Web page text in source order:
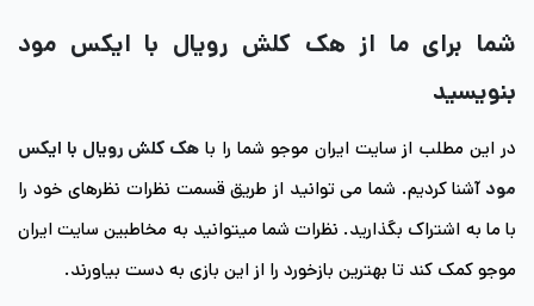
شما برای ما از هک کلش رویال با ایکس مود
بنویسید
در این مطلب از سایت ایران موجو شما را با هک کلش رویال با ایکس
مود آشنا کردیم. شما می توانید از طریق قسمت نظرات نظرهای خود را
با ما به اشتراک بگذارید. نظرات شما میتوانید به مخاطبین سایت ایران
موجو کمک کند تا بهترین بازخورد را از این بازی به دست بیاورند.